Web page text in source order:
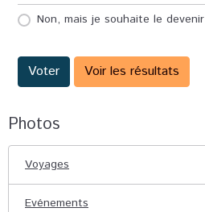
Non, mais je souhaite le devenir
Voter Voir les résultats
Photos
Voyages
Evénements